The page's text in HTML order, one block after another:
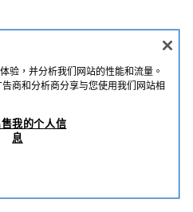
验，并分析我们网站的性能和流量。
商和分析商分享与您使用我们网站相
我的个人信
息